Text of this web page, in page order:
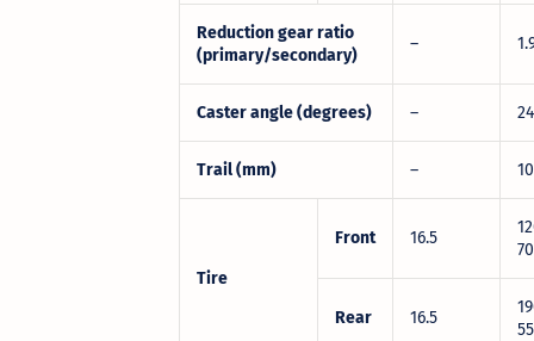
Reduction gear ratio
(primary/secondary)
–
Caster angle (degrees) –
Trail (mm) –
Tire
Front 16.5
Rear 16.5